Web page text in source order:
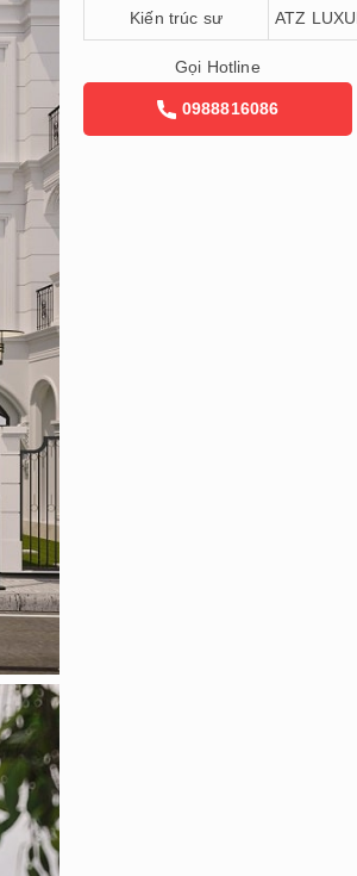
Kiến trúc sư ATZ
Gọi Hotline
0988816086